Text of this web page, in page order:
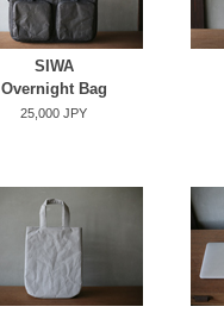
SIWA
Overnight Bag
25,000 JPY